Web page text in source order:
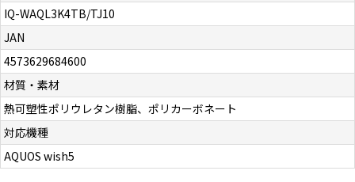
IQ-WAQL3K4TB/TJ10
JAN
4573629684600
材質・素材
熱可塑性ポリウレタン樹脂、ポリカーボネート
対応機種
AQUOS wish5